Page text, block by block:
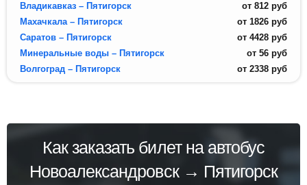
Владикавказ – Пятигорск
от 812 руб
Махачкала – Пятигорск
от 1826 руб
Саратов – Пятигорск
от 4428 руб
Минеральные воды – Пятигорск
от 56 руб
Волгоград – Пятигорск
от 2338 руб
Как заказать билет на автобус
Новоалександровск → Пятигорск